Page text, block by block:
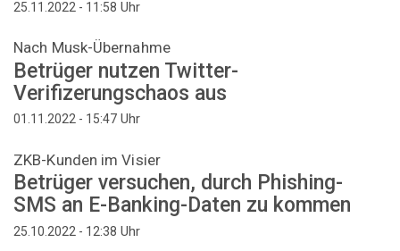
25.11.2022 - 11:58 Uhr
Nach Musk-Übernahme
Betrüger nutzen Twitter-
Verifizerungschaos aus
01.11.2022 - 15:47 Uhr
ZKB-Kunden im Visier
Betrüger versuchen, durch Phishing-
SMS an E-Banking-Daten zu kommen
25.10.2022 - 12:38 Uhr